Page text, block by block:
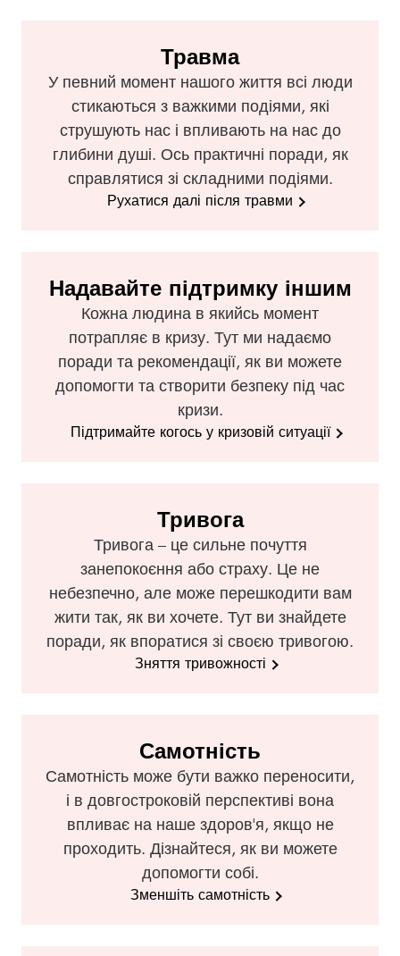
Травма
У певний момент нашого життя всі люди
стикаються з важкими подіями, які
струшують нас і впливають на нас до
глибини душі. Ось практичні поради, як
справлятися зі складними подіями.
Рухатися далі після травми
Надавайте підтримку іншим
Кожна людина в якийсь момент
потрапляє в кризу. Тут ми надаємо
поради та рекомендації, як ви можете
допомогти та створити безпеку під час
кризи.
Підтримайте когось у кризовій ситуації
Тривога
Тривога – це сильне почуття
занепокоєння або страху. Це не
небезпечно, але може перешкодити вам
жити так, як ви хочете. Тут ви знайдете
поради, як впоратися зі своєю тривогою.
Зняття тривожності
Самотність
Самотність може бути важко переносити,
і в довгостроковій перспективі вона
впливає на наше здоров'я, якщо не
проходить. Дізнайтеся, як ви можете
допомогти собі.
Зменшіть самотність